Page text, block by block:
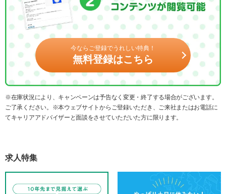
今ならご登録でうれしい特典！
無料登録はこちら
※在庫状況により、キャンペーンは予告なく変更・終了する場合がございます。
ご了承ください。※本ウェブサイトからご登録いただき、ご来社またはお電話に
てキャリアアドバイザーと面談をさせていただいた方に限ります。
求人特集